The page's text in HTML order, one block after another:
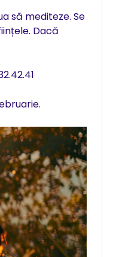
să mediteze. Se
Dacă